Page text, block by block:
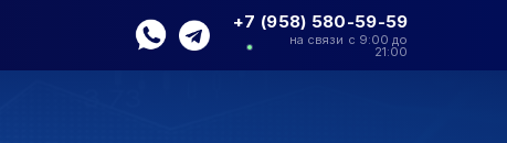
+7 (958) 580-59-59
на связи с 9:00 до
21:00